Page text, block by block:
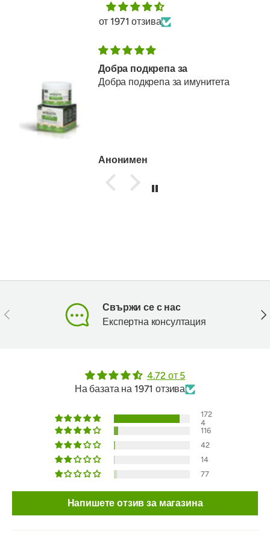
от 1971 отзива
Добра подкрепа за
Добра подкрепа за имунитета
Анонимен
Предишен
Свържи се с нас
Експертна консултация
4.72 от 5
На базата на 1971 отзива
172
4
116
42
14
77
Напишете отзив за магазина